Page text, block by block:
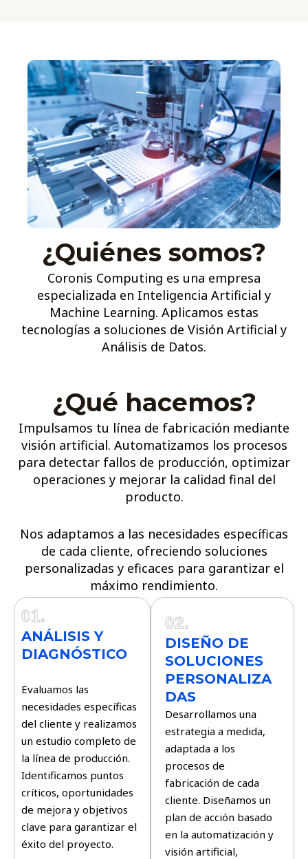
¿Quiénes somos?
Coronis Computing es una empresa
especializada en Inteligencia Artificial y
Machine Learning. Aplicamos estas
tecnologías a soluciones de Visión Artificial y
Análisis de Datos.
¿Qué hacemos?
Impulsamos tu línea de fabricación mediante
visión artificial. Automatizamos los procesos
para detectar fallos de producción, optimizar
operaciones y mejorar la calidad final del
producto.
Nos adaptamos a las necesidades específicas
de cada cliente, ofreciendo soluciones
personalizadas y eficaces para garantizar el
máximo rendimiento.
01.
ANÁLISIS Y
DIAGNÓSTICO
Evaluamos las
necesidades específicas
del cliente y realizamos
un estudio completo de
la línea de producción.
Identificamos puntos
críticos, oportunidades
de mejora y objetivos
clave para garantizar el
éxito del proyecto.
02.
DISEÑO DE
SOLUCIONES
PERSONALIZA
DAS
Desarrollamos una
estrategia a medida,
adaptada a los
procesos de
fabricación de cada
cliente. Diseñamos un
plan de acción basado
en la automatización y
visión artificial,